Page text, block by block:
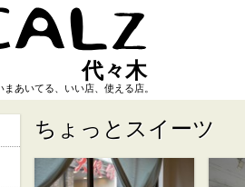
代々木
あいてる、いい店、使える店。
ちょっとスイーツ